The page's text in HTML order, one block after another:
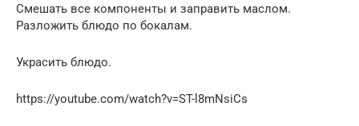
Смешать все компоненты и заправить маслом.
Разложить блюдо по бокалам.
Украсить блюдо.
https://youtube.com/watch?v=ST-l8mNsiCs